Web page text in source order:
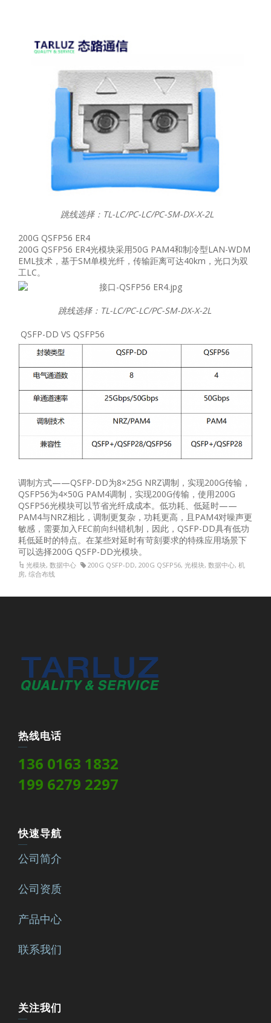
跳线选择：TL-LC/PC-LC/PC-SM-DX-X-2L
200G QSFP56 ER4
200G QSFP56 ER4光模块采用50G PAM4和制冷型LAN-WDM
EML技术，基于SM单模光纤，传输距离可达40km，光口为双
工LC。
跳线选择：TL-LC/PC-LC/PC-SM-DX-X-2L
QSFP-DD VS QSFP56
调制方式——QSFP-DD为8×25G NRZ调制，实现200G传输，
QSFP56为4×50G PAM4调制，实现200G传输，使用200G
QSFP56光模块可以节省光纤成成本。低功耗、低延时——
PAM4与NRZ相比，调制更复杂，功耗更高，且PAM4对噪声更
敏感，需要加入FEC前向纠错机制，因此，QSFP-DD具有低功
耗低延时的特点。在某些对延时有苛刻要求的特殊应用场景下
可以选择200G QSFP-DD光模块。
光模块,数据中心 200G QSFP-DD,200G QSFP56,光模块,数据中心,机
房, 综合布线
热线电话
136 0163 1832
199 6279 2297
快速导航
公司简介
公司资质
产品中心
联系我们
关注我们